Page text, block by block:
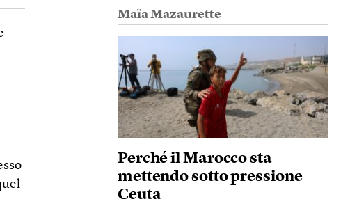
Maïa Mazaurette
Perché il Marocco sta
mettendo sotto pressione
Ceuta